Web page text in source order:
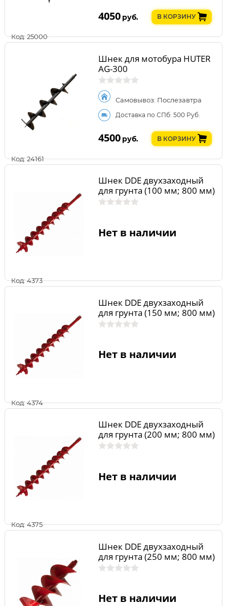
Код: 25000
4050 руб. В КОРЗИНУ
Код: 24161
Шнек для мотобура HUTER
AG-300
Самовывоз: Послезавтра
Доставка по СПб: 500 Руб.
4500 руб. В КОРЗИНУ
Код: 4373
Шнек DDE двухзаходный
для грунта (100 мм; 800 мм)
Нет в наличии
Код: 4374
Шнек DDE двухзаходный
для грунта (150 мм; 800 мм)
Нет в наличии
Код: 4375
Шнек DDE двухзаходный
для грунта (200 мм; 800 мм)
Нет в наличии
Шнек DDE двухзаходный
для грунта (250 мм; 800 мм)
Нет в наличии